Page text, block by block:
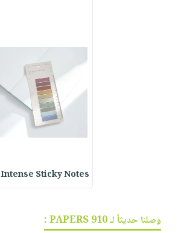
Intense Sticky Notes :
وصلنا حديثاً لـ 910 PAPERS :